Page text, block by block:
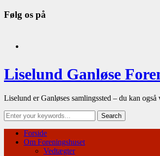
Følg os på
Liselund Ganløse
Liselund er Ganløses samlingssted – du kan
Forside
Om Foreningshuset
Vedtægter